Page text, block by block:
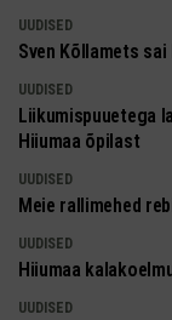
UUDISED
Sven Kõllamets
UUDISED
Liikumispuuetega
Hiiumaa õpilast
UUDISED
Meie rallimehed
UUDISED
Hiiumaa
UUDISED